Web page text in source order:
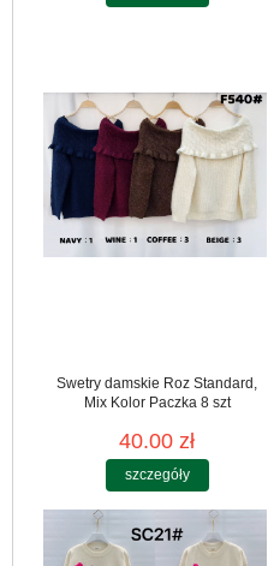
Swetry damskie Roz Standard,
Mix Kolor Paczka 8 szt
40.00 zł
szczegóły